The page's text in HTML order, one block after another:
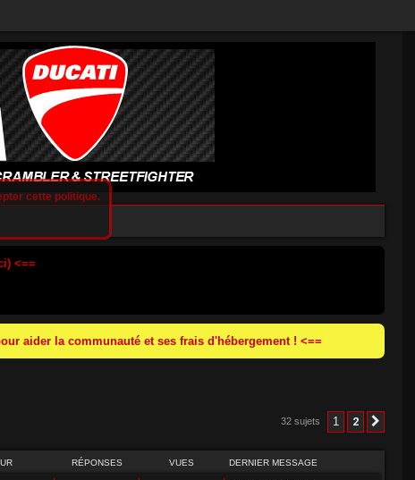
<==
aider la communauté et ses frais d'hébergement ! <==
32 sujets 1 2
RÉPONSES VUES DERNIER MESSAGE
cette politique.